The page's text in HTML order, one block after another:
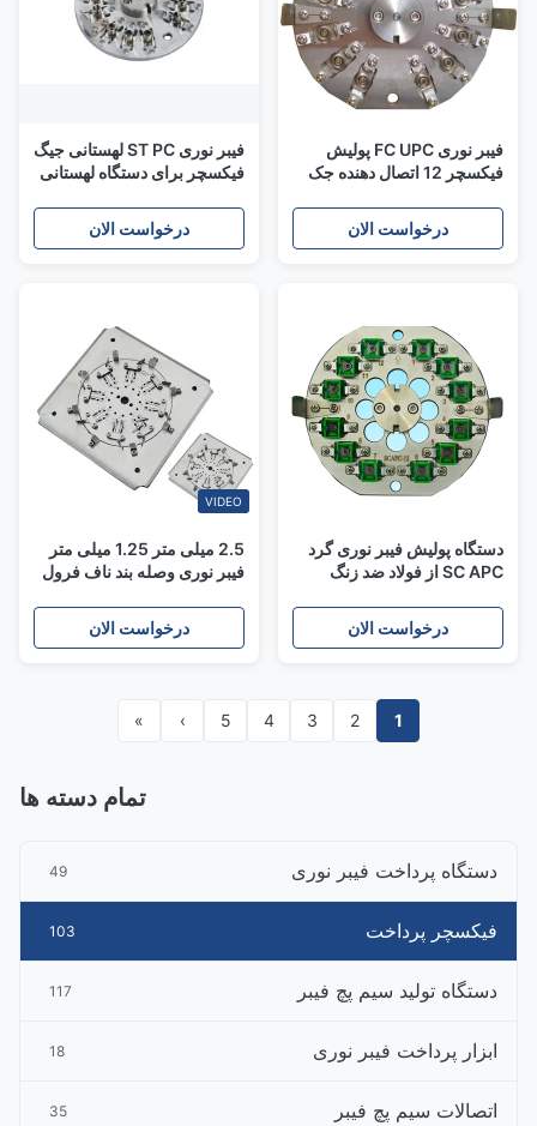
فیبر نوری FC UPC پولیش
فیکسچر 12 اتصال دهنده جک
درخواست الان
فیبر نوری ST PC لهستانی جیگ
فیکسچر برای دستگاه لهستانی
درخواست الان
دستگاه پولیش فیبر نوری گرد
SC APC از فولاد ضد زنگ
درخواست الان
VIDEO
2.5 میلی متر 1.25 میلی متر
فیبر نوری وصله بند ناف فرول
درخواست الان
1
2
3
4
5
›
»
تمام دسته ها
دستگاه پرداخت فیبر نوری 49
فیکسچر پرداخت 103
دستگاه تولید سیم پچ فیبر 117
ابزار پرداخت فیبر نوری 18
اتصالات سیم پچ فیبر 35